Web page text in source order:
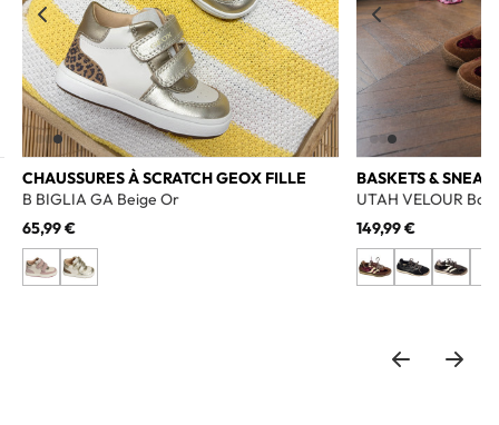
CHAUSSURES À SCRATCH GEOX FILLE
B BIGLIA GA Beige Or
65,99 €
BASKETS &
UTAH VELOUR
149,99 €